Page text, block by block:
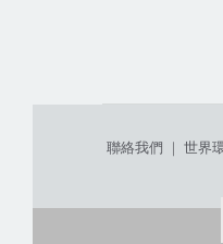
聯絡我們 ｜ 世界